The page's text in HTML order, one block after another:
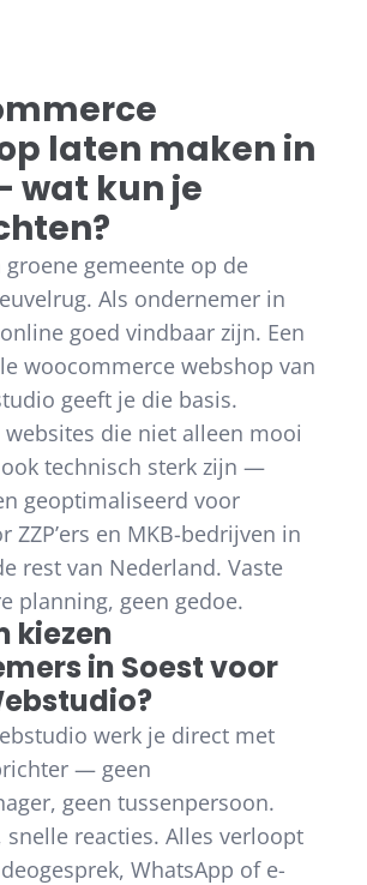
laten maken in
wat kun je
groene gemeente op de
Als ondernemer in
goed vindbaar zijn. Een
woocommerce webshop van
geeft je die basis.
die niet alleen mooi
technisch sterk zijn —
geoptimaliseerd voor
ZZP’ers en MKB-bedrijven in
rest van Nederland. Vaste
planning, geen gedoe.
kiezen
in Soest voor
werk je direct met
— geen
geen tussenpersoon.
snelle reacties. Alles verloopt
WhatsApp of e-